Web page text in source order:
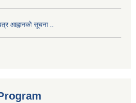
आह्वानको सूचना ..